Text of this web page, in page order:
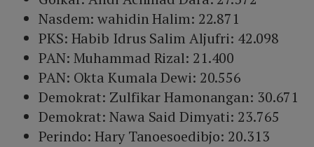
Nasdem: wahidin Halim: 22.871
PKS: Habib Idrus Salim Aljufri: 42.098
PAN: Muhammad Rizal: 21.400
PAN: Okta Kumala Dewi: 20.556
Demokrat: Zulfikar Hamonangan: 30.671
Demokrat: Nawa Said Dimyati: 23.765
Perindo: Hary Tanoesoedibjo: 20.313